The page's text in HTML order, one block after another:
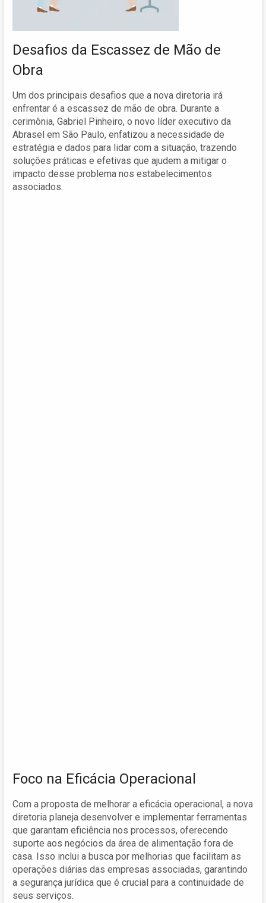
Desafios da Escassez de Mão de
Obra
Um dos principais desafios que a nova diretoria irá
enfrentar é a escassez de mão de obra. Durante a
cerimônia, Gabriel Pinheiro, o novo líder executivo da
Abrasel em São Paulo, enfatizou a necessidade de
estratégia e dados para lidar com a situação, trazendo
soluções práticas e efetivas que ajudem a mitigar o
impacto desse problema nos estabelecimentos
associados.
Foco na Eficácia Operacional
Com a proposta de melhorar a eficácia operacional, a nova
diretoria planeja desenvolver e implementar ferramentas
que garantam eficiência nos processos, oferecendo
suporte aos negócios da área de alimentação fora de
casa. Isso inclui a busca por melhorias que facilitam as
operações diárias das empresas associadas, garantindo
a segurança jurídica que é crucial para a continuidade de
seus serviços.